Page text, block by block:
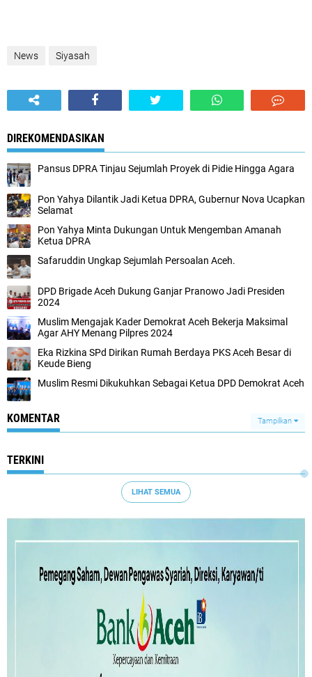
News Siyasah
DIREKOMENDASIKAN
Pansus DPRA Tinjau Sejumlah Proyek di Pidie Hingga Agara
Pon Yahya Dilantik Jadi Ketua DPRA, Gubernur Nova Ucapkan
Selamat
Pon Yahya Minta Dukungan Untuk Mengemban Amanah
Ketua DPRA
Safaruddin Ungkap Sejumlah Persoalan Aceh.
DPD Brigade Aceh Dukung Ganjar Pranowo Jadi Presiden
2024
Muslim Mengajak Kader Demokrat Aceh Bekerja Maksimal
Agar AHY Menang Pilpres 2024
Eka Rizkina SPd Dirikan Rumah Berdaya PKS Aceh Besar di
Keude Bieng
Muslim Resmi Dikukuhkan Sebagai Ketua DPD Demokrat Aceh
KOMENTAR Tampilkan
TERKINI
LIHAT SEMUA